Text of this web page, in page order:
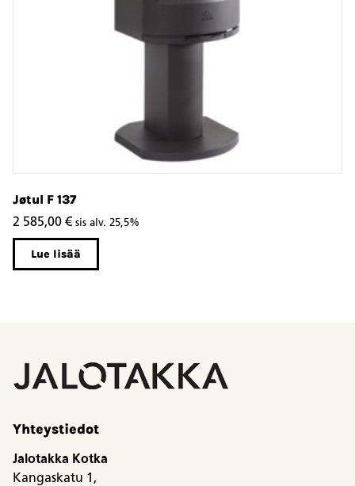
Jøtul F 137
2 585,00 € sis alv. 25,5%
Lue lisää
Yhteystiedot
Jalotakka Kotka
Kangaskatu 1,